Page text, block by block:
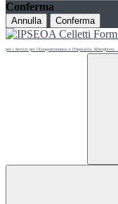
Conferma
Annulla Conferma
per i Servizi per l'Enogastronomia e l'Ospitalità Alberghiera